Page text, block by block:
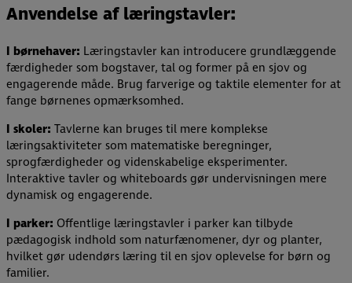
Anvendelse af læringstavler:
I børnehaver: Læringstavler kan introducere grundlæggende
færdigheder som bogstaver, tal og former på en sjov og
engagerende måde. Brug farverige og taktile elementer for at
fange børnenes opmærksomhed.
I skoler: Tavlerne kan bruges til mere komplekse
læringsaktiviteter som matematiske beregninger,
sprogfærdigheder og videnskabelige eksperimenter.
Interaktive tavler og whiteboards gør undervisningen mere
dynamisk og engagerende.
I parker: Offentlige læringstavler i parker kan tilbyde
pædagogisk indhold som naturfænomener, dyr og planter,
hvilket gør udendørs læring til en sjov oplevelse for børn og
familier.